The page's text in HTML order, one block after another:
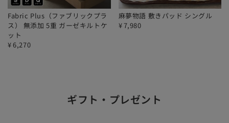
Fabric Plus（ファブリックプラ
ス） 無添加 5重 ガーゼキルトケ
ット
¥6,270
麻夢物語 敷きパッド シングル
¥ 7,980
ギフト・プレゼント